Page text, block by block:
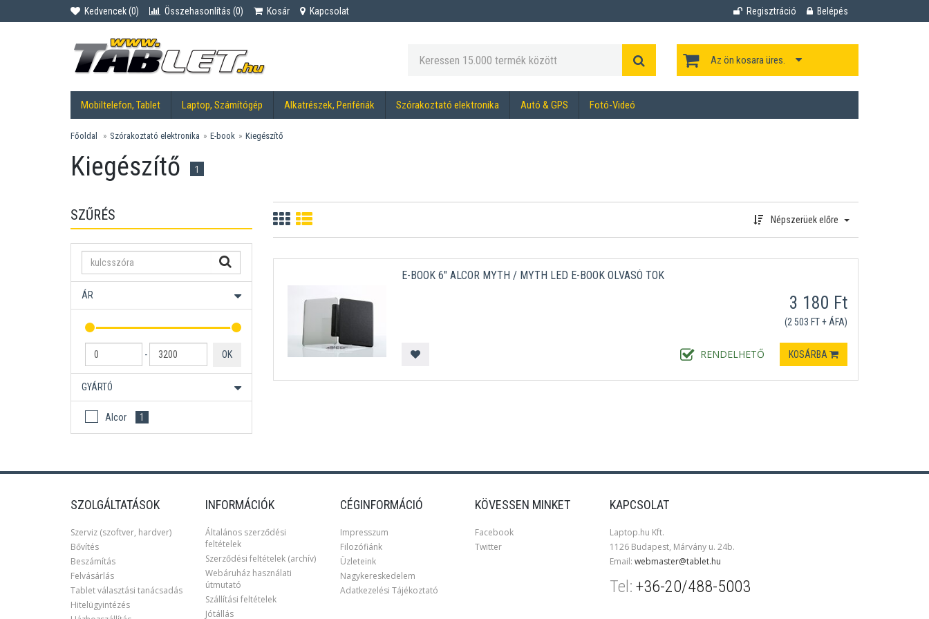
Kedvencek (0) Összehasonlítás (0) Kosár Kapcsolat Regisztráció Belépés
Az ön kosara üres.
Mobiltelefon, Tablet Laptop, Számítógép Alkatrészek, Perifériák Szórakoztató elektronika Autó & GPS Fotó-Videó
Főoldal Szórakoztató elektronika E-book Kiegészítő
Kiegészítő 1
SZŰRÉS
ÁR
- OK
GYÁRTÓ
Alcor 1
Népszerüek előre
E-BOOK 6" ALCOR MYTH / MYTH LED E-BOOK OLVASÓ TOK
RENDELHETŐ
3 180 Ft
(2 503 FT + ÁFA)
KOSÁRBA
SZOLGÁLTATÁSOK
Szerviz (szoftver, hardver)
Bővítés
Beszámítás
Felvásárlás
Tablet választási tanácsadás
Hitelügyintézés
INFORMÁCIÓK
Általános szerződési
feltételek
Szerződési feltételek (archív)
Webáruház használati
útmutató
Szállítási feltételek
Jótállás
CÉGINFORMÁCIÓ
Impresszum
Filozófiánk
Üzleteink
Nagykereskedelem
Adatkezelési Tájékoztató
KÖVESSEN MINKET
Facebook
Twitter
KAPCSOLAT
Laptop.hu Kft.
1126 Budapest, Márvány u. 24b.
Email: webmaster@tablet.hu
Tel: +36-20/488-5003